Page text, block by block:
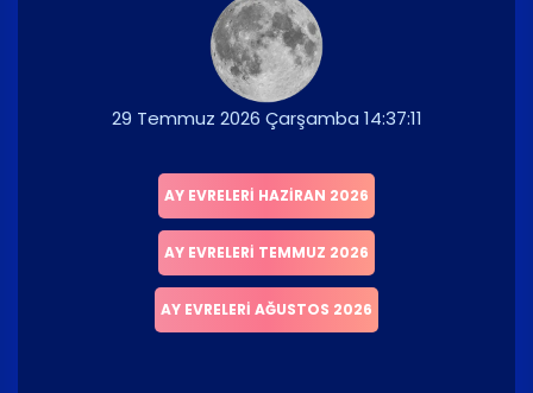
29 Temmuz 2026 Çarşamba 14:37:11
AY EVRELERI HAZIRAN 2026
AY EVRELERI TEMMUZ 2026
AY EVRELERI AĞUSTOS 2026